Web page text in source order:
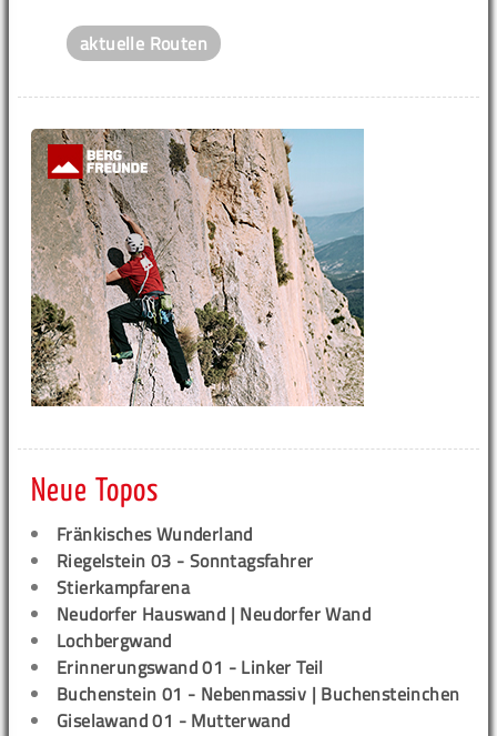
aktuelle Routen
Neue Topos
Fränkisches Wunderland
Riegelstein 03 - Sonntagsfahrer
Stierkampfarena
Neudorfer Hauswand | Neudorfer Wand
Lochbergwand
Erinnerungswand 01 - Linker Teil
Buchenstein 01 - Nebenmassiv | Buchensteinchen
Giselawand 01 - Mutterwand